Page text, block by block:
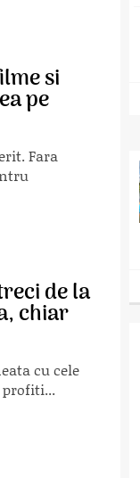
si
pe
Fara
de la
chiar
cu cele